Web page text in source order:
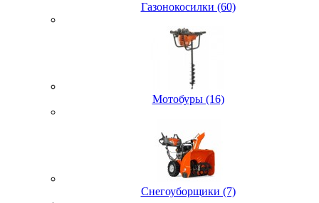
Газонокосилки (60)
Мотобуры (16)
Снегоуборщики (7)